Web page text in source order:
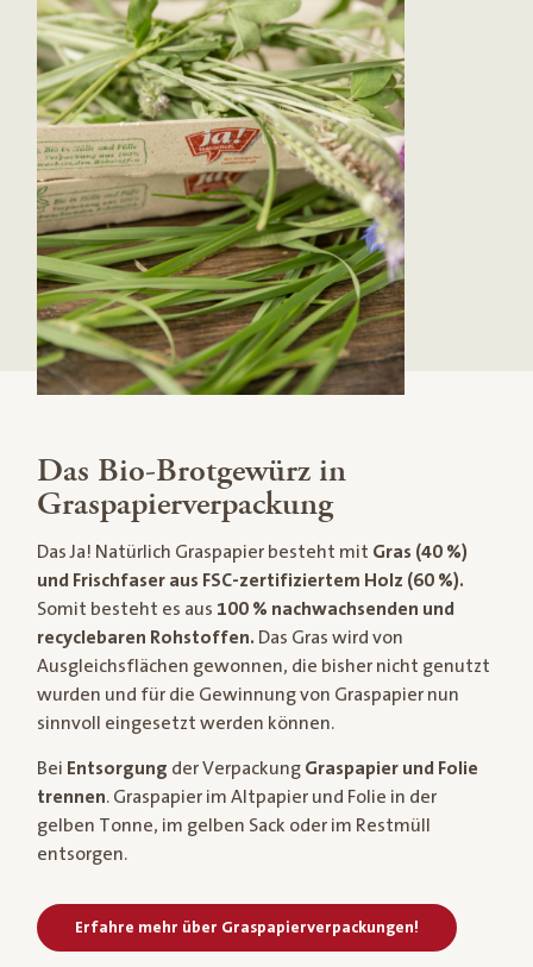
Das Bio-Brotgewürz in
Graspapierverpackung
Das Ja! Natürlich Graspapier besteht mit Gras (40 %)
und Frischfaser aus FSC-zertifiziertem Holz (60 %).
Somit besteht es aus 100 % nachwachsenden und
recyclebaren Rohstoffen. Das Gras wird von
Ausgleichsflächen gewonnen, die bisher nicht genutzt
wurden und für die Gewinnung von Graspapier nun
sinnvoll eingesetzt werden können.
Bei Entsorgung der Verpackung Graspapier und Folie
trennen. Graspapier im Altpapier und Folie in der
gelben Tonne, im gelben Sack oder im Restmüll
entsorgen.
Erfahre mehr über Graspapierverpackungen!